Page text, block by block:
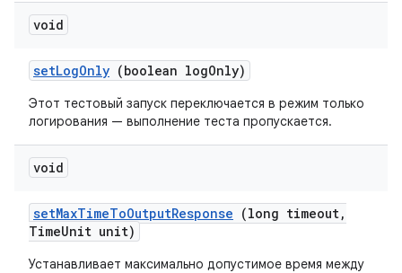
void
setLogOnly (boolean logOnly)
Этот тестовый запуск переключается в режим только
логирования — выполнение теста пропускается.
void
setMaxTimeToOutputResponse (long timeout,
TimeUnit unit)
Устанавливает максимально допустимое время между